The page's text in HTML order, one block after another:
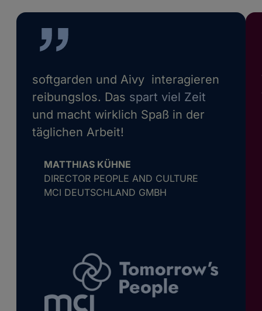
softgarden und Aivy interagieren
reibungslos. Das spart viel Zeit
und macht wirklich Spaß in der
täglichen Arbeit!
MATTHIAS KÜHNE
DIRECTOR PEOPLE AND CULTURE
MCI DEUTSCHLAND GMBH